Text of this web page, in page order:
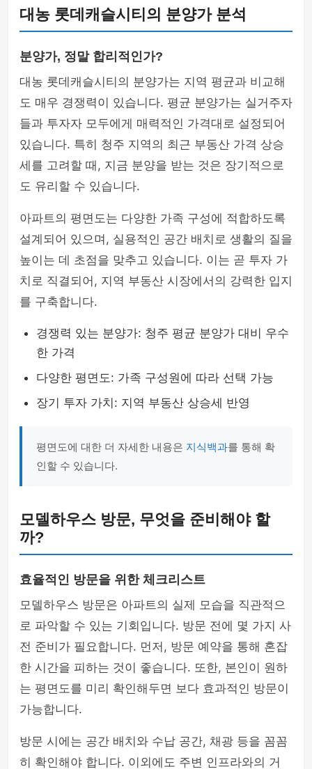
대농 롯데캐슬시티의 분양가 분석
분양가, 정말 합리적인가?
대농 롯데캐슬시티의 분양가는 지역 평균과 비교해
도 매우 경쟁력이 있습니다. 평균 분양가는 실거주자
들과 투자자 모두에게 매력적인 가격대로 설정되어
있습니다. 특히 청주 지역의 최근 부동산 가격 상승
세를 고려할 때, 지금 분양을 받는 것은 장기적으로
도 유리할 수 있습니다.
아파트의 평면도는 다양한 가족 구성에 적합하도록
설계되어 있으며, 실용적인 공간 배치로 생활의 질을
높이는 데 초점을 맞추고 있습니다. 이는 곧 투자 가
치로 직결되어, 지역 부동산 시장에서의 강력한 입지
를 구축합니다.
경쟁력 있는 분양가: 청주 평균 분양가 대비 우수
한 가격
다양한 평면도: 가족 구성원에 따라 선택 가능
장기 투자 가치: 지역 부동산 상승세 반영
평면도에 대한 더 자세한 내용은 지식백과를 통해 확
인할 수 있습니다.
모델하우스 방문, 무엇을 준비해야 할
까?
효율적인 방문을 위한 체크리스트
모델하우스 방문은 아파트의 실제 모습을 직관적으
로 파악할 수 있는 기회입니다. 방문 전에 몇 가지 사
전 준비가 필요합니다. 먼저, 방문 예약을 통해 혼잡
한 시간을 피하는 것이 좋습니다. 또한, 본인이 원하
는 평면도를 미리 확인해두면 보다 효과적인 방문이
가능합니다.
방문 시에는 공간 배치와 수납 공간, 채광 등을 꼼꼼
히 확인해야 합니다. 이외에도 주변 인프라와의 거